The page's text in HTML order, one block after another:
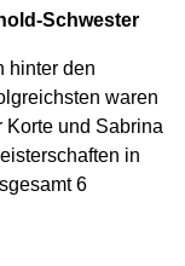
Schwester
hinter den
waren
Korte und Sabrina
in
6